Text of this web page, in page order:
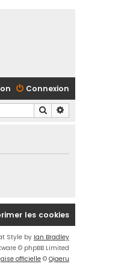
Connexion
Rechercher
les cookies
Style by Ian Bradley
© phpBB Limited
officielle © Qiaeru